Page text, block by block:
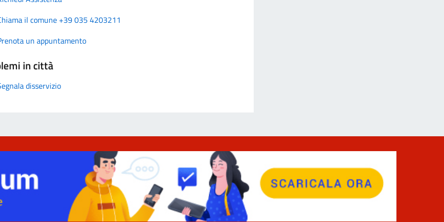
il comune +39 035 4203211
un appuntamento
in città
disservizio